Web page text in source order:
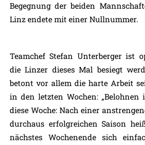
Begegnung der beiden
Linz endete mit einer Nullnummer.
Teamchef Stefan Unterberger ist
die Linzer dieses Mal besiegt
betont vor allem die harte Arbeit
in den letzten Wochen: „Belohnen
diese Woche: Nach einer
durchaus erfolgreichen Saison
nächstes Wochenende sich